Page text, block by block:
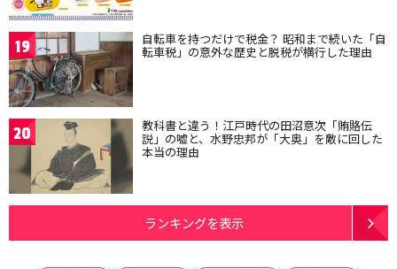
19 自転車を持つだけで税金？ 昭和まで続いた「自
転車税」の意外な歴史と脱税が横行した理由
20 教科書と違う！江戸時代の田沼意次「賄賂伝
説」の嘘と、水野忠邦が「大奥」を敵に回した
本当の理由
ランキングを表示